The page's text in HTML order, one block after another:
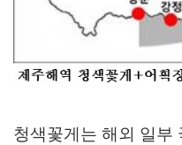
청색꽃게는 해외 일부